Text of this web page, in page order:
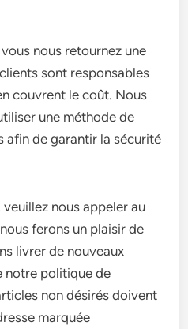
nous retournez une
sont responsables
couvrent le coût. Nous
une méthode de
afin de garantir la sécurité
nous appeler au
ferons un plaisir de
livrer de nouveaux
notre politique de
non désirés doivent
marquée